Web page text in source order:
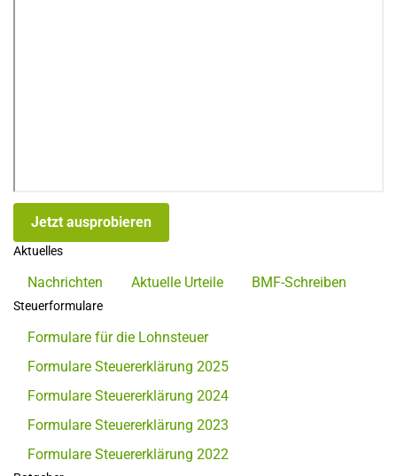
Jetzt ausprobieren
Aktuelles
Nachrichten Aktuelle Urteile BMF-Schreiben
Steuerformulare
Formulare für die Lohnsteuer
Formulare Steuererklärung 2025
Formulare Steuererklärung 2024
Formulare Steuererklärung 2023
Formulare Steuererklärung 2022